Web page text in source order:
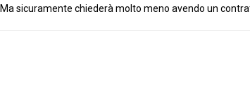
Ma sicuramente chiederà molto meno avendo un